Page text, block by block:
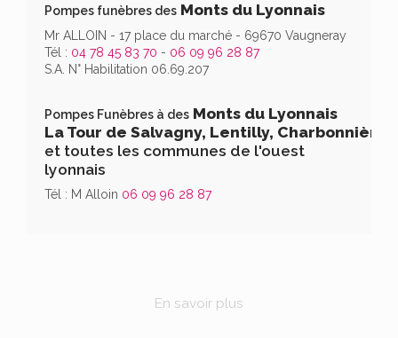
Pompes funèbres des Monts du Lyonnais
Mr ALLOIN - 17 place du marché - 69670 Vaugneray
Tél : 04 78 45 83 70 - 06 09 96 28 87
S.A. N° Habilitation 06.69.207
Pompes Funèbres à des Monts du Lyonnais
La Tour de Salvagny, Lentilly, Charbonnières
et toutes les communes de l'ouest
lyonnais
Tél : M Alloin 06 09 96 28 87
En savoir plus